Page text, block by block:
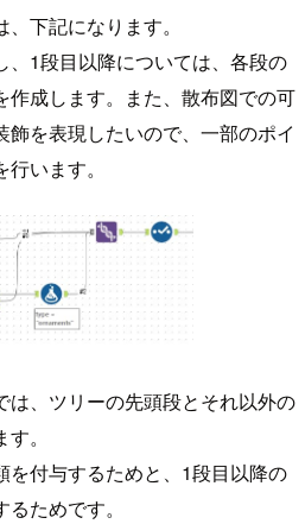
下記になります。
、1段目以降については、各段の
作成します。また、散布図での可
を表現したいので、一部のポイ
います。
は、ツリーの先頭段とそれ以外の
。
を付与するためと、1段目以降の
ためです。